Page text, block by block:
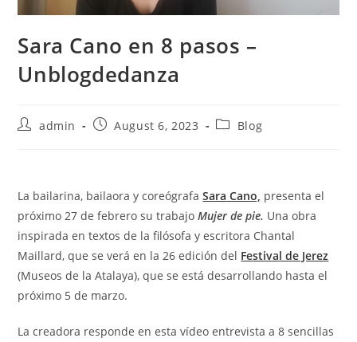
Sara Cano en 8 pasos –
Unblogdedanza
Postadmin
PostAugust 6, 2023
PostBlog
La bailarina, bailaora y coreógrafaSara Cano, presenta el
próximo 27 de febrero su trabajoMujer de pie. Una obra
inspirada en textos de la filósofa y escritora Chantal
Maillard, que se verá en la 26 edición del Festival de Jerez
(Museos de la Atalaya), que se está desarrollando hasta el
próximo 5 de marzo.
La creadora responde en esta vídeo entrevista a 8 sencillas